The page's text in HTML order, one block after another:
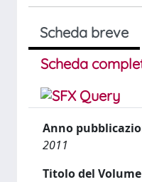
Scheda breve
Scheda
Anno
2011
Titolo del Volume